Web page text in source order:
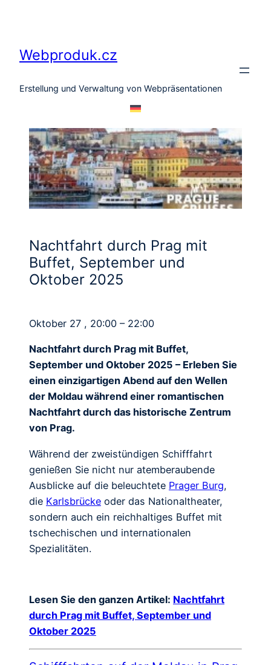
Webproduk.cz
Erstellung und Verwaltung von Webpräsentationen
Nachtfahrt durch Prag mit
Buffet, September und
Oktober 2025
Oktober 27 , 20:00 – 22:00
Nachtfahrt durch Prag mit Buffet,
September und Oktober 2025 – Erleben Sie
einen einzigartigen Abend auf den Wellen
der Moldau während einer romantischen
Nachtfahrt durch das historische Zentrum
von Prag.
Während der zweistündigen Schifffahrt
genießen Sie nicht nur atemberaubende
Ausblicke auf die beleuchtete Prager Burg,
die Karlsbrücke oder das Nationaltheater,
sondern auch ein reichhaltiges Buffet mit
tschechischen und internationalen
Spezialitäten.
Lesen Sie den ganzen Artikel: Nachtfahrt
durch Prag mit Buffet, September und
Oktober 2025